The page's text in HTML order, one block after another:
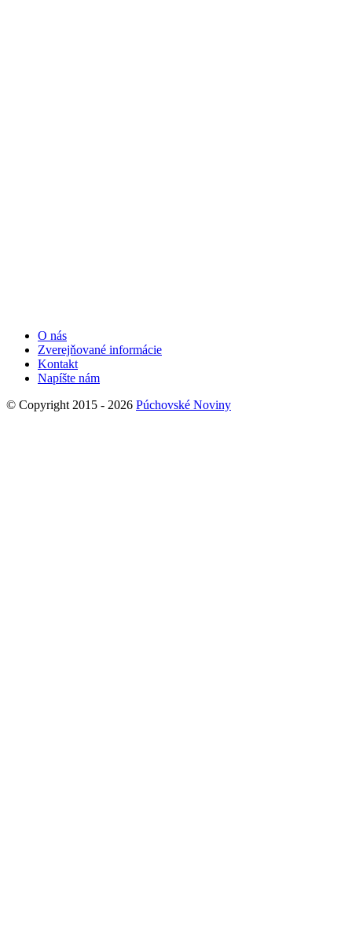
O nás
Zverejňované informácie
Kontakt
Napíšte nám
© Copyright 2015 - 2026 Púchovské Noviny